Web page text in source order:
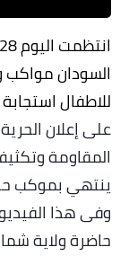
السودان
للاطفال
على إعلان
المقاومة
ينتهي بموكب
وفى هذا
حاضرة ولاية